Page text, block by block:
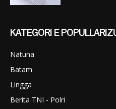
KATEGORI E
Natuna
Batam
Lingga
Berita TNI - Polri